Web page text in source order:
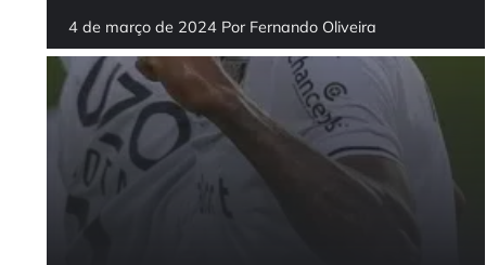
4 de março de 2024 Por Fernando Oliveira